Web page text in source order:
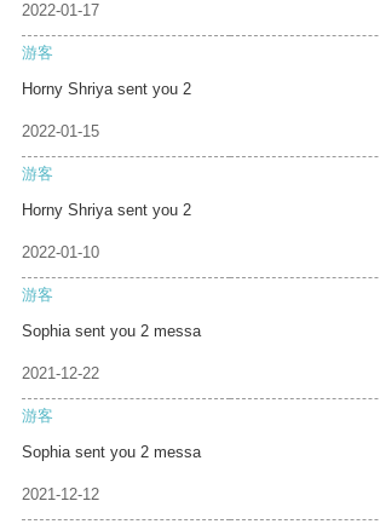
2022-01-17
游客
Horny Shriya sent you 2
2022-01-15
游客
Horny Shriya sent you 2
2022-01-10
游客
Sophia sent you 2 messa
2021-12-22
游客
Sophia sent you 2 messa
2021-12-12